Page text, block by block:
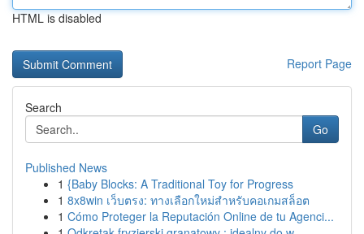
HTML is disabled
Report Page
Search
Go
Published News
1 {Baby Blocks: A Traditional Toy for Progress
1 8x8win เว็บตรง: ทางเลือกใหม่สำหรับคอเกมสล็อต
1 Cómo Proteger la Reputación Online de tu Agenci...